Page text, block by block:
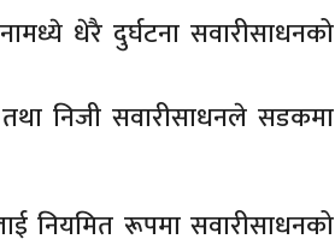
धेरै दुर्घटना सवारीसाधनको
निजी सवारीसाधनले सडकमा
नियमित रूपमा सवारीसाधनको